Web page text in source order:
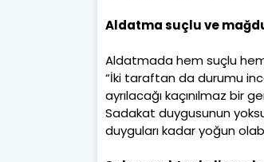
Aldatma suçlu ve
Aldatmada hem suçlu
“İki taraftan da durumu
ayrılacağı kaçınılmaz
Sadakat duygusunun
duyguları kadar yoğun